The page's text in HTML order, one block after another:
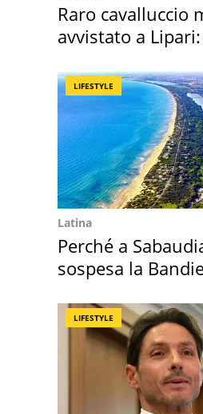
Raro cavalluccio
avvistato a
LIFESTYLE
Latina
Perché a
sospesa la
LIFESTYLE